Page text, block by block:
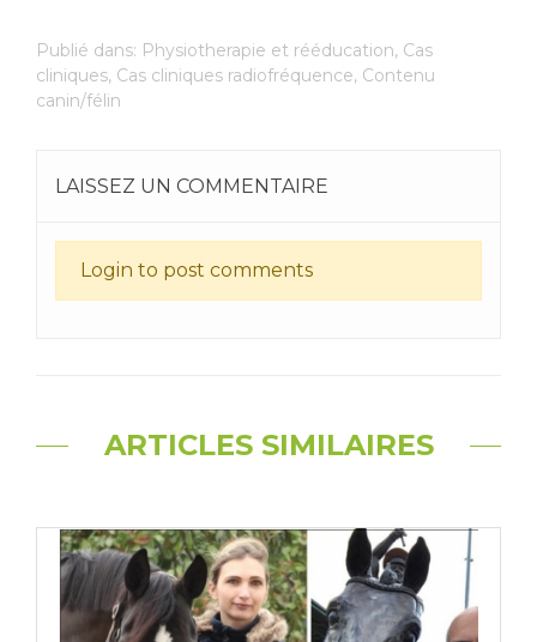
Publié dans: Physiotherapie et rééducation, Cas
cliniques, Cas cliniques radiofréquence, Contenu
canin/félin
LAISSEZ UN COMMENTAIRE
Login to post comments
ARTICLES SIMILAIRES